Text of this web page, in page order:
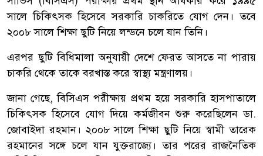
সালে চিকিৎসক হিসেবে সরকারি চাকরিতে যোগ দেন। তবে
২০০৮ সালে শিক্ষা ছুটি নিয়ে লন্ডনে চলে যান তিনি।
এরপর ছুটি বিধিমালা অনুযায়ী দেশে ফেরত আসতে না পারায়
চাকরি থেকে তাকে বরখাস্ত করে স্বাস্থ্য মন্ত্রণালয়।
জানা গেছে, বিসিএস পরীক্ষায় প্রথম হয়ে সরকারি হাসপাতালে
চিকিৎসক হিসেবে যোগ দিয়ে কর্মজীবন শুরু করেছিলেন ডা.
জোবাইদা রহমান। ২০০৮ সালে শিক্ষা ছুটি নিয়ে স্বামী তারেক
রহমানের সঙ্গে চলে যান যুক্তরাজ্যে। তার পরের রাজনৈতিক